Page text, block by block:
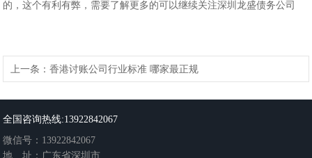
的，这个有利有弊，需要了解更多的可以继续关注深圳龙盛债务公司
上一条：香港讨账公司行业标准 哪家最正规
全国咨询热线:13922842067
微信号：13922842067
地 址：广东省深圳市